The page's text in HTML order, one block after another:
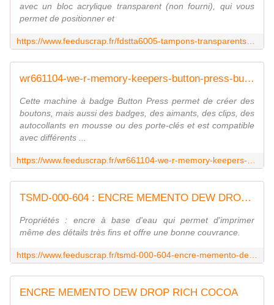
avec un bloc acrylique transparent (non fourni), qui vous
permet de positionner et
wr661104-we-r-memory-keepers-button-press-bundle fee du scrap
Cette machine à badge Button Press permet de créer des
boutons, mais aussi des badges, des aimants, des clips, des
autocollants en mousse ou des porte-clés et est compatible
avec différents ...
TSMD-000-604 : ENCRE MEMENTO DEW DROP SUMMER Fée du Scrap
Propriétés : encre à base d'eau qui permet d'imprimer
même des détails très fins et offre une bonne couvrance.
ENCRE MEMENTO DEW DROP RICH COCOA